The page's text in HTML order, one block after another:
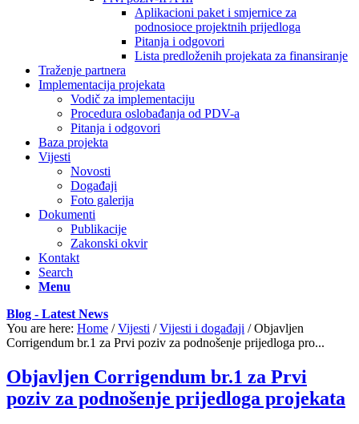
Aplikacioni paket i smjernice za
podnosioce projektnih prijedloga
Pitanja i odgovori
Lista predloženih projekata za finansiranje
Traženje partnera
Implementacija projekata
Vodič za implementaciju
Procedura oslobađanja od PDV-a
Pitanja i odgovori
Baza projekta
Vijesti
Novosti
Događaji
Foto galerija
Dokumenti
Publikacije
Zakonski okvir
Kontakt
Search
Menu
Blog - Latest News
You are here: Home / Vijesti / Vijesti i događaji / Objavljen
Corrigendum br.1 za Prvi poziv za podnošenje prijedloga pro...
Objavljen Corrigendum br.1 za Prvi
poziv za podnošenje prijedloga projekata